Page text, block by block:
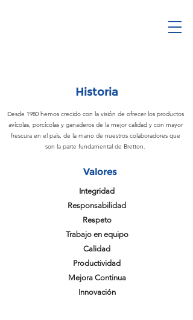
Historia
Desde 1980 hemos crecido con la visión de ofrecer los productos
avícolas, porcícolas y ganaderos de la mejor calidad y con mayor
frescura en el país, de la mano de nuestros colaboradores que
son la parte fundamental de Bretton.
Valores
Integridad
Responsabilidad
Respeto
Trabajo en equipo
Calidad
Productividad
Mejora Continua
Innovación